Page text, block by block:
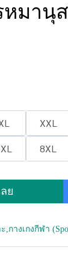
หมานุ
XXL
8XL
ย
,กางเกงกีฬา